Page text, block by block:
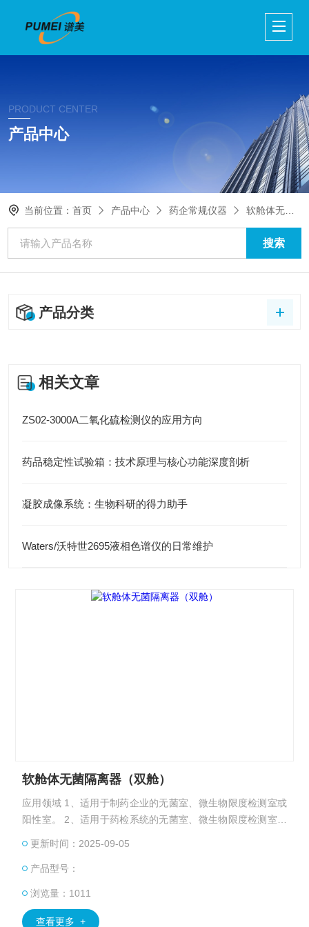
PRODUCT CENTER
产品中心
当前位置：首页 产品中心 药企常规仪器 软舱体无菌隔离器
产品分类
相关文章
ZS02-3000A二氧化硫检测仪的应用方向
药品稳定性试验箱：技术原理与核心功能深度剖析
凝胶成像系统：生物科研的得力助手
Waters/沃特世2695液相色谱仪的日常维护
软舱体无菌隔离器（双舱）
应用领域 1、适用于制药企业的无菌室、微生物限度检测室或
阳性室。 2、适用于药检系统的无菌室、微生物限度检测室或
致敏药品的微生物检测。 6、适用于生物制品的微生物检测
更新时间：2025-09-05
产品型号：
浏览量：1011
查看更多 +